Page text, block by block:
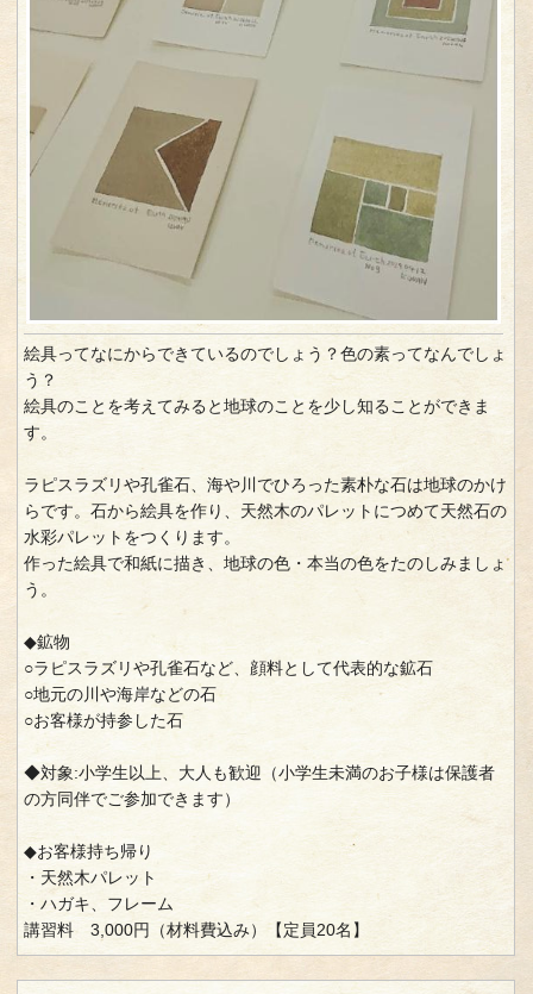
絵具ってなにからできているのでしょう？色の素ってなんでしょ
う？
絵具のことを考えてみると地球のことを少し知ることができま
す。
ラピスラズリや孔雀石、海や川でひろった素朴な石は地球のかけ
らです。石から絵具を作り、天然木のパレットにつめて天然石の
水彩パレットをつくります。
作った絵具で和紙に描き、地球の色・本当の色をたのしみましょ
う。
◆鉱物
○ラピスラズリや孔雀石など、顔料として代表的な鉱石
○地元の川や海岸などの石
○お客様が持参した石
◆対象:小学生以上、大人も歓迎（小学生未満のお子様は保護者
の方同伴でご参加できます）
◆お客様持ち帰り
・天然木パレット
・ハガキ、フレーム
講習料 3,000円（材料費込み）【定員20名】